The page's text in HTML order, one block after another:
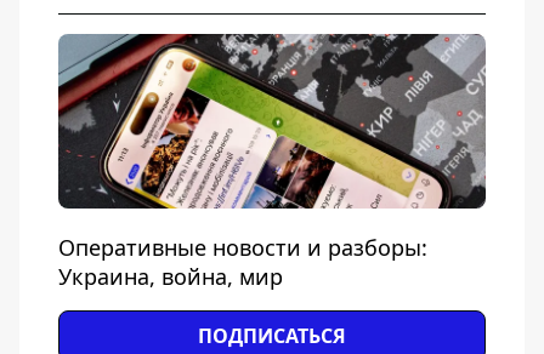
Оперативные новости и разборы:
Украина, война, мир
ПОДПИСАТЬСЯ